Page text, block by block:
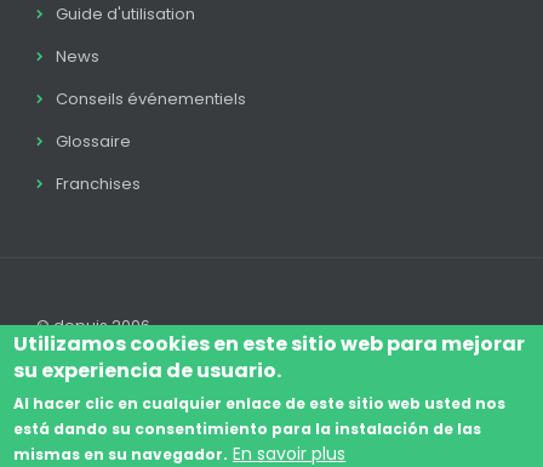
Guide d'utilisation
News
Conseils événementiels
Glossaire
Franchises
© depuis 2006
Avis Juridique Légal
Utilizamos cookies en este sitio web para mejorar
su experiencia de usuario.
Al hacer clic en cualquier enlace de este sitio web usted nos
está dando su consentimiento para la instalación de las
mismas en su navegador. En savoir plus